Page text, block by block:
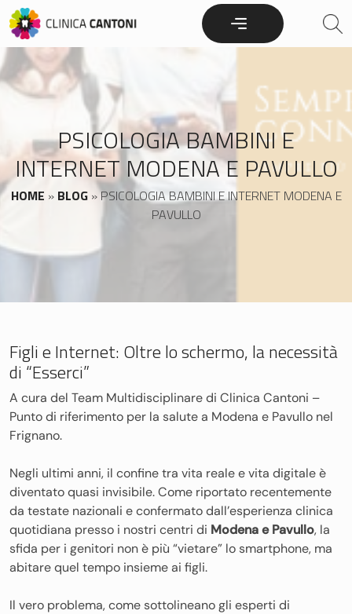
Skip
to
content
PSICOLOGIA BAMBINI E
INTERNET MODENA E PAVULLO
HOME » BLOG»PSICOLOGIA BAMBINI E INTERNET MODENA E
PAVULLO
Figli e Internet: Oltre lo schermo, la necessità
di “Esserci”
A cura del Team Multidisciplinare di Clinica Cantoni –
Punto di riferimento per la salute a Modena e Pavullo nel
Frignano.
Negli ultimi anni, il confine tra vita reale e vita digitale è
diventato quasi invisibile. Come riportato recentemente
da testate nazionali e confermato dall’esperienza clinica
quotidiana presso i nostri centri di Modena e Pavullo, la
sfida per i genitori non è più “vietare” lo smartphone, ma
abitare quel tempo insieme ai figli.
Il vero problema, come sottolineano gli esperti di